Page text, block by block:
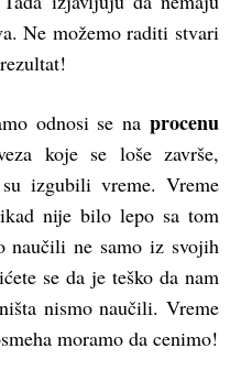
Ne možemo raditi stvari
odnosi se na procenu
koje se loše završe,
izgubili vreme. Vreme
nije bilo lepo sa tom
naučili ne samo iz svojih
se da je teško da nam
nismo naučili. Vreme
moramo da cenimo!